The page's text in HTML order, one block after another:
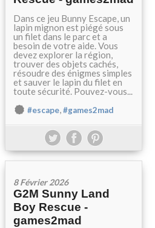
Dans ce jeu Bunny Escape, un
lapin mignon est piégé sous
un filet dans le parc et a
besoin de votre aide. Vous
devez explorer la région,
trouver des objets cachés,
résoudre des énigmes simples
et sauver le lapin du filet en
toute sécurité. Pouvez-vous...
#escape,#games2mad
8 Février 2026
G2M Sunny Land
Boy Rescue -
games2mad